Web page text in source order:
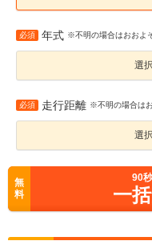
必須 年式 ※不明の場合はおおよ
選
必須 走行距離 ※不明の場合は
選
無
料
90
一